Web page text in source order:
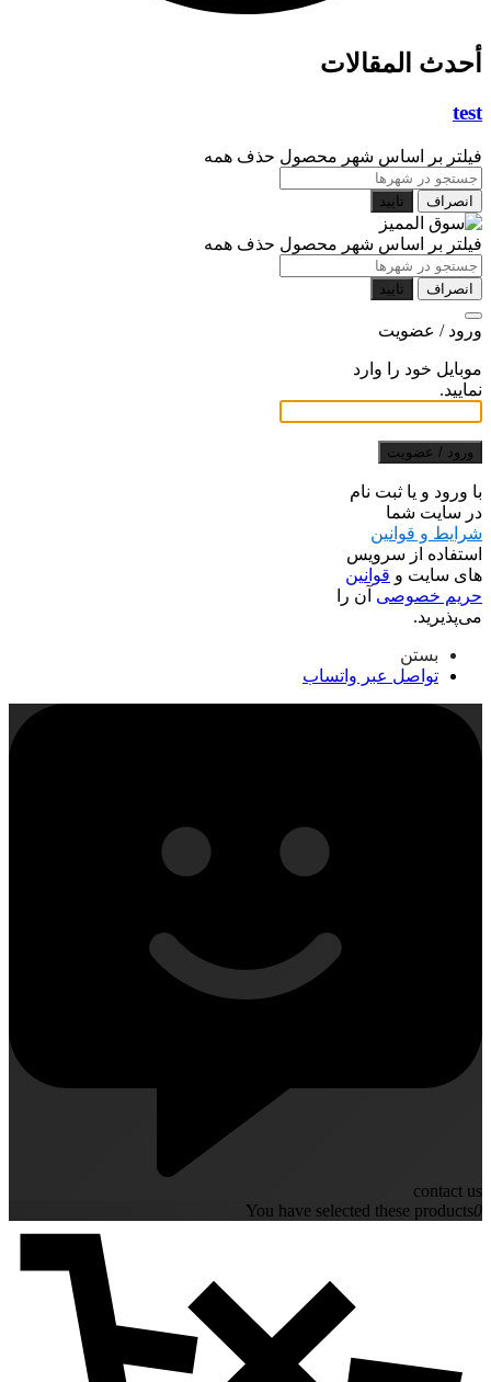
أحدث المقالات
test
فیلتر بر اساس شهر محصول حذف همه
انصراف تایید
فیلتر بر اساس شهر محصول حذف همه
انصراف تایید
ورود / عضویت
موبایل خود را وارد
نمایید.
ورود / عضویت
با ورود و یا ثبت نام
در سایت شما
شرایط و قوانین
استفاده از سرویس
های سایت و قوانین
حریم خصوصی آن را
می‌پذیرید.
بستن
تواصل عبر واتساب
contact us
You have selected these products0